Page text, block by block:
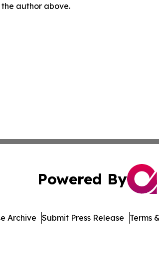
author above.
Powered By
Archive Submit Press Release Terms